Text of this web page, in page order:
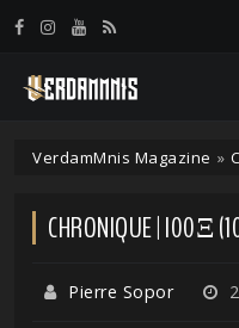
VerdamMnis Magazine »
CHRONIQUE | I00Ξ
Pierre Sopor
Panneau de gestion des